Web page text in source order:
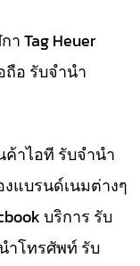
Tag Heuer
อ รับจำนำ
ค้าไอที รับจำนำ
แบรนด์เนมต่างๆ
บริการ รับ
ำโทรศัพท์ รับ